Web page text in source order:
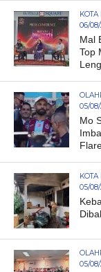
KOTA
06/
Mal
Top
05/
Mo
KOTA
05/08/
05/